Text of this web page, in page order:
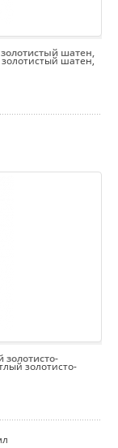
шатен,
шатен,
золотисто-
золотисто-